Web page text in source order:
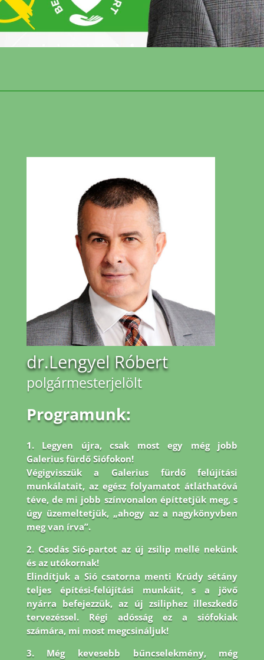
dr.Lengyel Róbert
polgármesterjelölt
Programunk:
1. Legyen újra, csak most egy még jobb
Galerius fürdő Siófokon!
Végigvisszük a Galerius fürdő felújítási
munkálatait, az egész folyamatot átláthatóvá
téve, de mi jobb színvonalon építtetjük meg, s
úgy üzemeltetjük, „ahogy az a nagykönyvben
meg van írva”.
2. Csodás Sió-partot az új zsilip mellé nekünk
és az utókornak!
Elindítjuk a Sió csatorna menti Krúdy sétány
teljes építési-felújítási munkáit, s a jövő
nyárra befejezzük, az új zsiliphez illeszkedő
tervezéssel. Régi adósság ez a siófokiak
számára, mi most megcsináljuk!
3. Még kevesebb bűncselekmény, még